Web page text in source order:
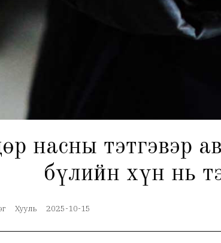
насны тэтгэвэр
бүлийн хүн нь
Хууль 2025-10-15